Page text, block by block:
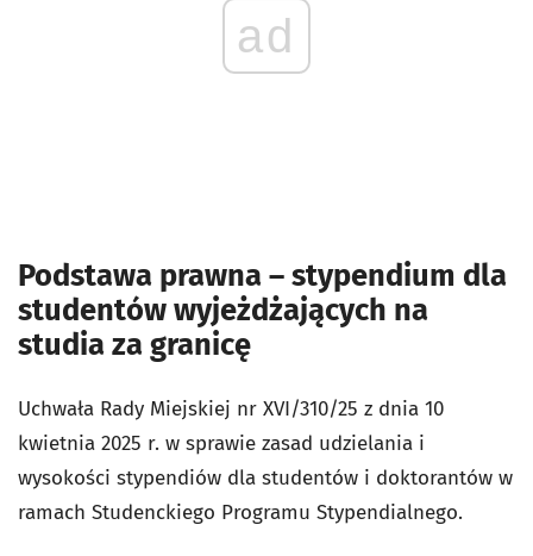
ad
Podstawa prawna – stypendium dla
studentów wyjeżdżających na
studia za granicę
Uchwała Rady Miejskiej nr XVI/310/25 z dnia 10
kwietnia 2025 r. w sprawie zasad udzielania i
wysokości stypendiów dla studentów i doktorantów w
ramach Studenckiego Programu Stypendialnego.